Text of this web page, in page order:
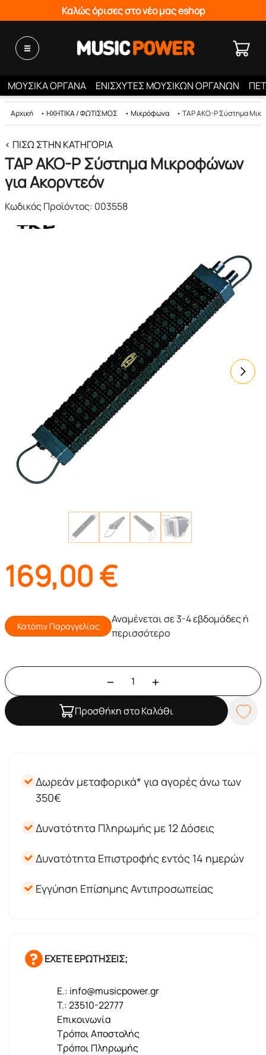
Καλώς όρισες στο νέο μας eshop
ΜΟΥΣΙΚΑ ΟΡΓΑΝΑ ΕΝΙΣΧΥΤΕΣ ΜΟΥΣΙΚΩΝ ΟΡΓΑΝΩΝ
Αρχική • ΗΧΗΤΙΚΑ / ΦΩΤΙΣΜΟΣ • Μικρόφωνα • ΤΑΡ ΑΚΟ-Ρ Σύστημα
< ΠΊΣΩ ΣΤΗΝ ΚΑΤΗΓΟΡΊΑ
ΤΑΡ ΑΚΟ-Ρ Σύστημα Μικροφώνων
για Ακορντεόν
Κωδικός Προϊόντος: 003558
169,00€
Κατόπιν Παραγγελίας
Αναμένεται σε 3-4 εβδομάδες ή
περισσότερο
Προσθήκη στο Καλάθι
Δωρεάν μεταφορικά* για αγορές άνω των
350€
Δυνατότητα Πληρωμής με 12 Δόσεις
Δυνατότητα Επιστροφής εντός 14 ημερών
Εγγύηση Επίσημης Αντιπροσωπείας
ΕΧΕΤΕ ΕΡΩΤΗΣΕΙΣ;
E.: info@musicpower.gr
T.: 23510-22777
Επικοινωνία
Τρόποι Αποστολής
Τρόποι Πληρωμής